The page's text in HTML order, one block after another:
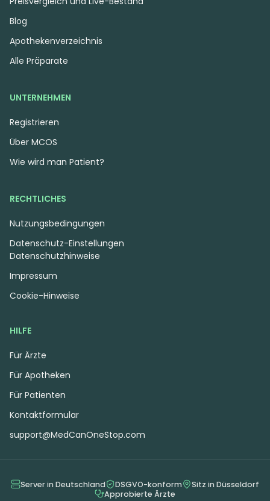
Blog
Apothekenverzeichnis
Alle Präparate
UNTERNEHMEN
Registrieren
Über MCOS
Wie wird man Patient?
HILFE
Für Ärzte
Für Apotheken
Für Patienten
Kontaktformular
support@MedCanOneStop.com
RECHTLICHES
Nutzungsbedingungen
Datenschutzhinweise
Impressum
Cookie-Hinweise
Datenschutz-Einstellungen
Server in Deutschland DSGVO-konform
Sitz in Düsseldorf
Approbierte Ärzte